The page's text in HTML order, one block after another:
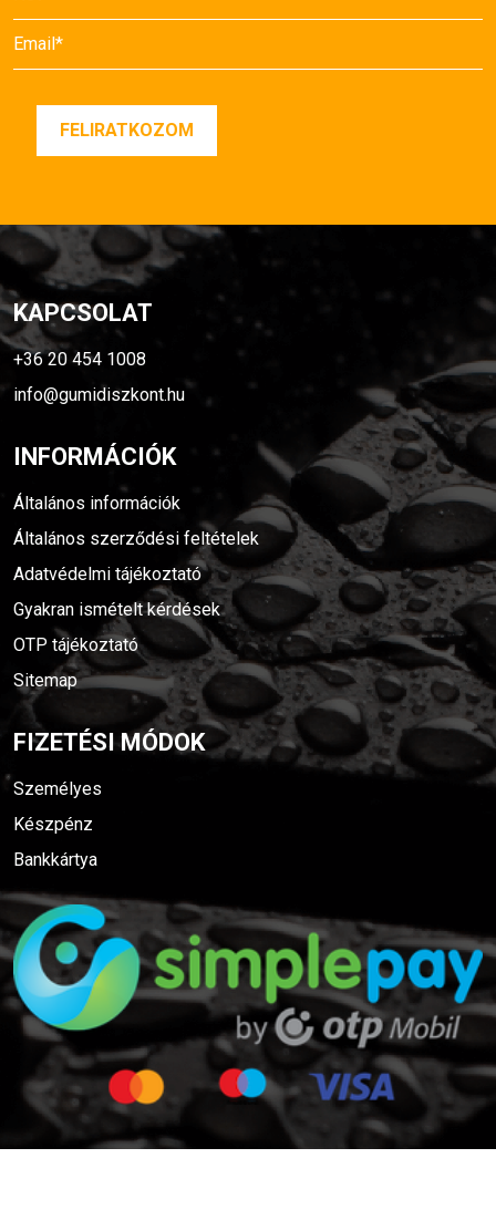
KAPCSOLAT
+36 20 454 1008
info@gumidiszkont.hu
INFORMÁCIÓK
Általános információk
Általános szerződési feltételek
Adatvédelmi tájékoztató
Gyakran ismételt kérdések
OTP tájékoztató
Sitemap
FIZETÉSI MÓDOK
Személyes
Készpénz
Bankkártya